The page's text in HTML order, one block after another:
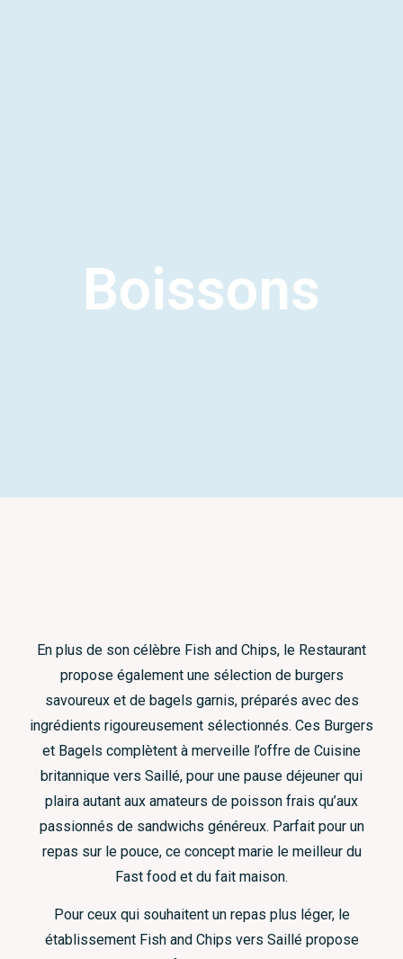
Boissons
En plus de son célèbre Fish and Chips, le Restaurant
propose également une sélection de burgers
savoureux et de bagels garnis, préparés avec des
ingrédients rigoureusement sélectionnés. Ces Burgers
et Bagels complètent à merveille l’offre de Cuisine
britannique vers Saillé, pour une pause déjeuner qui
plaira autant aux amateurs de poisson frais qu’aux
passionnés de sandwichs généreux. Parfait pour un
repas sur le pouce, ce concept marie le meilleur du
Fast food et du fait maison.
Pour ceux qui souhaitent un repas plus léger, le
établissement Fish and Chips vers Saillé propose